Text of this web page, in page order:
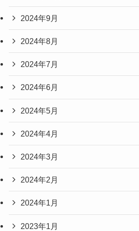
2024年9月
2024年8月
2024年7月
2024年6月
2024年5月
2024年4月
2024年3月
2024年2月
2024年1月
2023年1月